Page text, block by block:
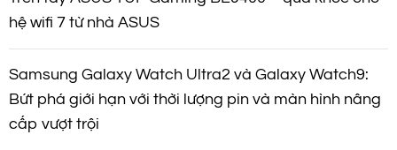
hệ wifi 7 từ nhà ASUS
Samsung Galaxy Watch Ultra2 và Galaxy Watch9:
Bứt phá giới hạn với thời lượng pin và màn hình nâng
cấp vượt trội